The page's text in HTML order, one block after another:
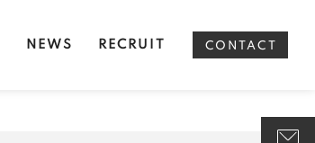
NEWS RECRUIT CONTACT